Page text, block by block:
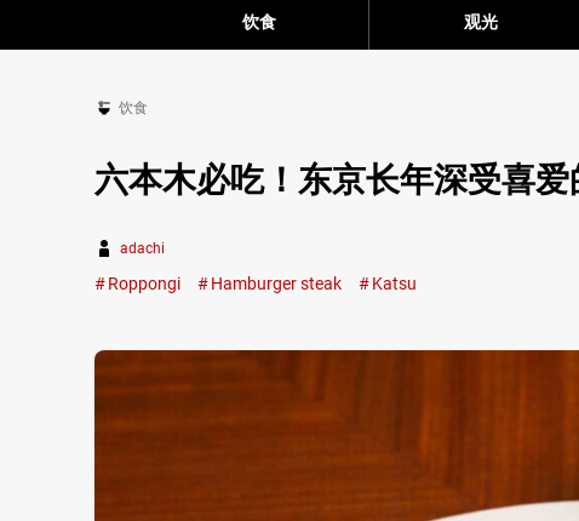
饮食 观光
饮食
六本木必吃！东京长年深受喜爱
adachi
Roppongi Hamburger steak Katsu